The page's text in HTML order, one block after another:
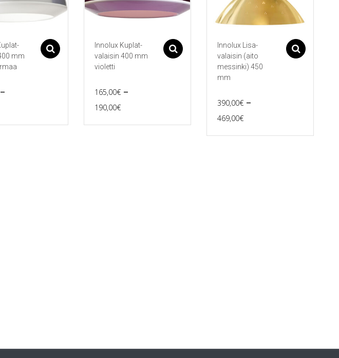
mm
–
AsetuksetInnolux Kuplat-
valaisin 400 mm
violetti
165,00€ –
190,00€Price
range:
Asetukset
tuotteella
Innolux Lisa-
valaisin (aito
messinki) 450
mm
390,00€ –
469,00€Price
range:
tuotteella